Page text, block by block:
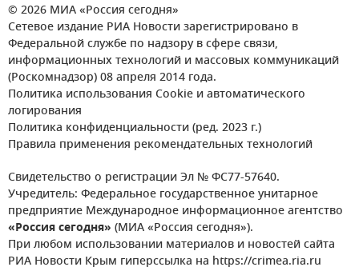
© 2026 МИА «Россия сегодня»
Сетевое издание РИА Новости зарегистрировано в
Федеральной службе по надзору в сфере связи,
информационных технологий и массовых коммуникаций
(Роскомнадзор) 08 апреля 2014 года.
Политика использования Cookie и автоматического
логирования
Политика конфиденциальности (ред. 2023 г.)
Правила применения рекомендательных технологий
Свидетельство о регистрации Эл № ФС77-57640.
Учредитель: Федеральное государственное унитарное
предприятие Международное информационное агентство
«Россия сегодня» (МИА «Россия сегодня»).
При любом использовании материалов и новостей сайта
РИА Новости Крым гиперссылка на https://crimea.ria.ru